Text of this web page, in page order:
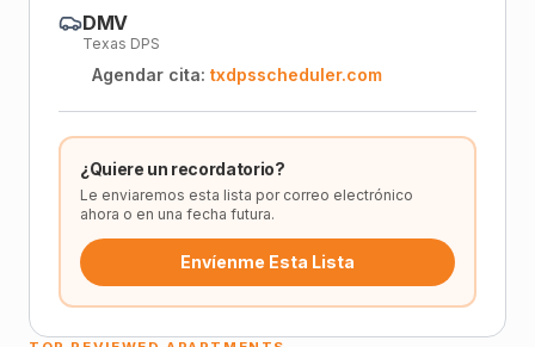
DMV
Texas DPS
Agendar cita: txdpsscheduler.com
¿Quiere un recordatorio?
Le enviaremos esta lista por correo electrónico
ahora o en una fecha futura.
Envíenme Esta Lista